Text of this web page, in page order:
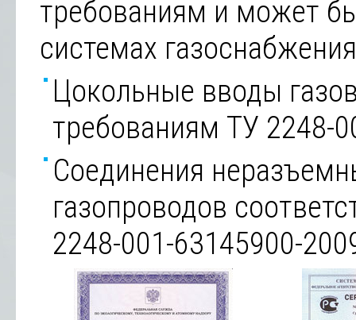
требованиям и может
системах
Цокольные вводы
требованиям ТУ 2248-
Соединения
газопроводов
2248-001-63145900-